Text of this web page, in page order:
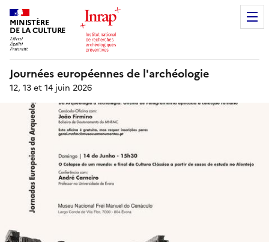
MINISTÈRE
DE LA CULTURE
Journées européennes de l'archéologie
12, 13 et 14 juin 2026